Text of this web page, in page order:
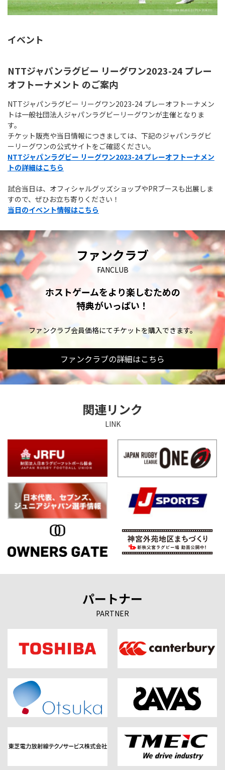
イベント
NTTジャパンラグビー リーグワン2023-24 プレー
オフトーナメント のご案内
NTTジャパンラグビー リーグワン2023-24 プレーオフトーナメン
トは一般社団法人ジャパンラグビーリーグワンが主催となりま
す。
チケット販売や当日情報につきましては、下記のジャパンラグビ
ーリーグワンの公式サイトをご確認ください。
NTTジャパンラグビー リーグワン2023-24 プレーオフトーナメン
トの詳細はこちら
試合当日は、オフィシャルグッズショップやPRブースも出展しま
すので、ぜひお立ち寄りください！
当日のイベント情報はこちら
ファンクラブ
FANCLUB
ホストゲームをより楽しむための
特典がいっぱい！
ファンクラブ会員価格にてチケットを購入できます。
ファンクラブの詳細はこちら
関連リンク
LINK
パートナー
PARTNER